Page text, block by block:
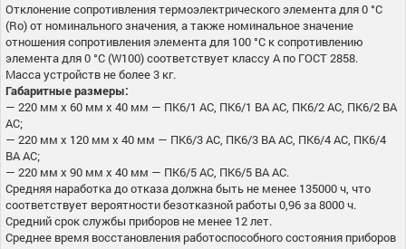
Отклонение сопротивления термоэлектрического элемента для 0 °С
(Rо) от номинального значения, а также номинальное значение
отношения сопротивления элемента для 100 °С к сопротивлению
элемента для 0 °С (W100) соответствует классу А по ГОСТ 2858.
Масса устройств не более 3 кг.
Габаритные размеры:
— 220 мм х 60 мм х 40 мм — ПК6/1 АС, ПК6/1 ВА АС, ПК6/2 АС, ПК6/2 ВА
АС;
— 220 мм х 120 мм х 40 мм — ПК6/3 АС, ПК6/3 ВА АС, ПК6/4 АС, ПК6/4
ВА АС;
— 220 мм х 90 мм х 40 мм — ПК6/5 АС, ПК6/5 ВА АС.
Средняя наработка до отказа должна быть не менее 135000 ч, что
соответствует вероятности безотказной работы 0,96 за 8000 ч.
Средний срок службы приборов не менее 12 лет.
Среднее время восстановления работоспособного состояния приборов